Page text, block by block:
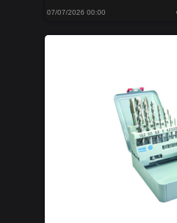
07/07/2026 00:00